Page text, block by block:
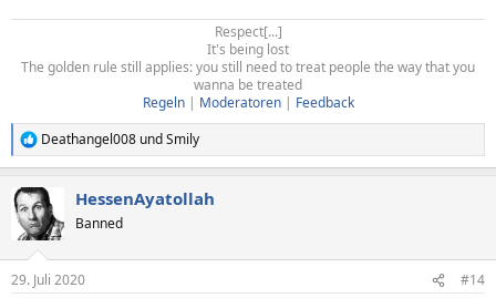
Ultra/hohe/mittlere/niedrige Grafikeinstellungen? …
oder sollen es 60 oder gar 144 FPS sein?
…
2. Möchtest du den PC für Bild-/Musik-/Videobearbeitung oder
CAD nutzen? Als Hobby oder bist du Profi? Welche Software
wirst du nutzen?
…
3. Hast du besondere Anforderungen oder Wünsche
(Overclocking, ein besonders leiser PC, RGB-Beleuchtung, …)?
…
Respect[...]
It's being lost
The golden rule still applies: you still need to treat people the way that you
wanna be treated
Regeln| Moderatoren| Feedback
R
e
k
t
i
e
Deathangel008 undSmily
HessenAyatollah
Banned
29. Juli 2020 #14